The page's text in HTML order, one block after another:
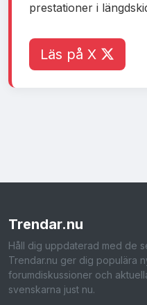
prestationer i
Läs på X
Trendar.nu
Håll dig uppdaterad med de
Trendar.nu ger dig populära
forumdiskussioner och
svenskarna just nu.